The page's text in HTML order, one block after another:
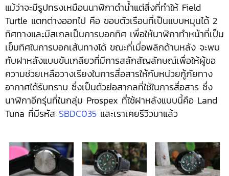
แม้ว่าจะมีรูปทรงเหมือนนาฬิกาดำน้ำแต่สิ่งที่ทำให้ Field
Turtle แตกต่างออกไป คือ ขอบตัวเรือนที่เป็นแบบหมุนได้ 2
ทิศทางและมีสเกลเป็นการบอกทิศ เพื่อให้นาฬิกาทำหน้าที่เป็น
เข็มทิศในการบอกเส้นทางได้ ขณะที่เมื่อพลิกด้านหลัง จะพบ
กับฝาหลังแบบขันเกลียวที่มีการสลักสัญลักษณ์เพื่อให้ผู้ขอ
ความช่วยเหลือวางเรียงในการสื่อสารให้กับหน่วยกู้ภัยทาง
อากาศได้รับทราบ ซึ่งเป็นตัวย่อสากลที่ใช้ในการสื่อสาร ซึ่ง
นาฬิกาอีกรุ่นที่ในกลุ่ม Prospex ที่ใช้ฝาหลังแบบนี้คือ Land
Tuna ที่มีรหัส SBDC035 และเราเคยรีวิวมาแล้ว